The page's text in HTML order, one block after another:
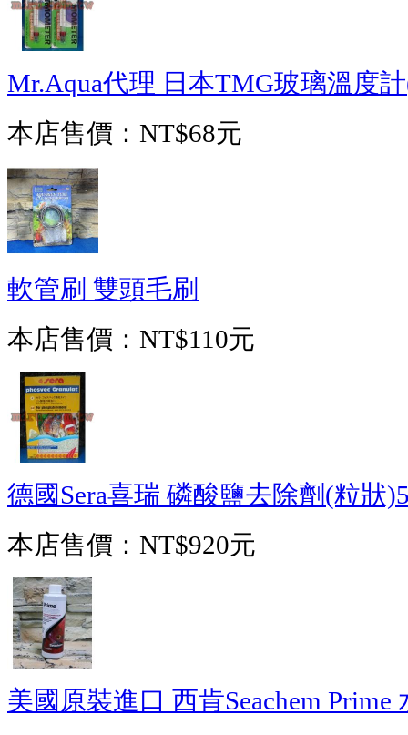
Mr.Aqua代理 日本TMG玻璃溫度
本店售價： NT$68元
軟管刷 雙頭毛刷
本店售價： NT$110元
德國Sera喜瑞 磷酸鹽去除劑(粒狀
本店售價： NT$920元
美國原裝進口 西肯Seachem